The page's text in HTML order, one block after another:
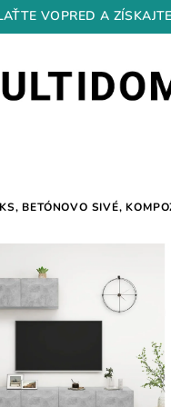
VOPRED A
BETÓNOVO SIVÉ,